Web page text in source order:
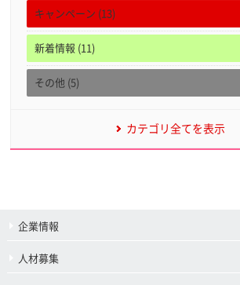
キャンペーン (13)
新着情報 (11)
その他 (5)
カテゴリ全てを表示
企業情報
人材募集